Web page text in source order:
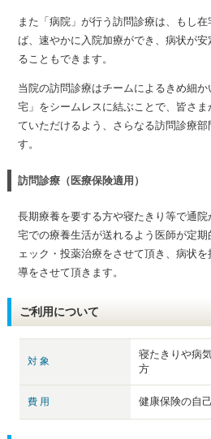
また「病院」が行う訪問診療は、もし
ば、速やかに入院加療ができ、病状が
ることもできます。
当院の訪問診療はチームによるきめ細
宅」をシームレスに結ぶことで、皆さ
ていただけるよう、さらなる訪問診療
す。
訪問診療（医療保険適用）
長期療養を要する方や寝たきり等で通
宅での療養生活が送れるよう医師が定
ェック・投薬治療をさせて頂き、病状
導をさせて頂きます。
ご利用について
対 象
寝たきりや病
方
費 用 健康保険の自